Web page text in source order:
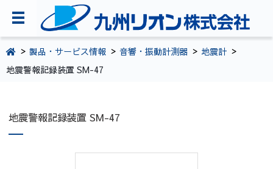
TOPページ
会社案内
製品・サービス情報
製品・サービス情報 音響・振動計測器
地震計
地震警報記録装置 SM-47
地震警報記録装置 SM-47